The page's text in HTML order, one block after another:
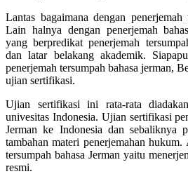
Lantas bagaimana dengan penerjemah
Lain halnya dengan penerjemah
yang berpredikat penerjemah
dan latar belakang akademik.
penerjemah tersumpah bahasa jerman,
ujian sertifikasi.
Ujian sertifikasi ini rata-rata
univesitas Indonesia. Ujian sertifikasi
Jerman ke Indonesia dan sebaliknya
tambahan materi penerjemahan hukum.
tersumpah bahasa Jerman yaitu
resmi.